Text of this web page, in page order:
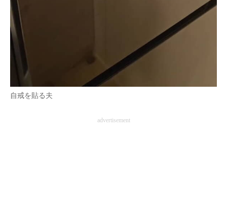
自戒を貼る夫
advertisement